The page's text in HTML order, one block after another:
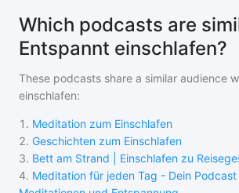
Which podcasts are
Entspannt einschlafen?
These podcasts share a similar audience
einschlafen:
1 . Meditation zum Einschlafen
2. Geschichten zum Einschlafen
3. Bett am Strand | Einschlafen zu
4. Meditation für jeden Tag - Dein